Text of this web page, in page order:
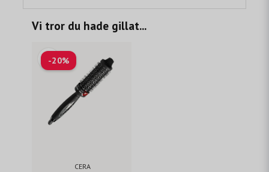
Vi tror du hade gillat...
CERA
-20%